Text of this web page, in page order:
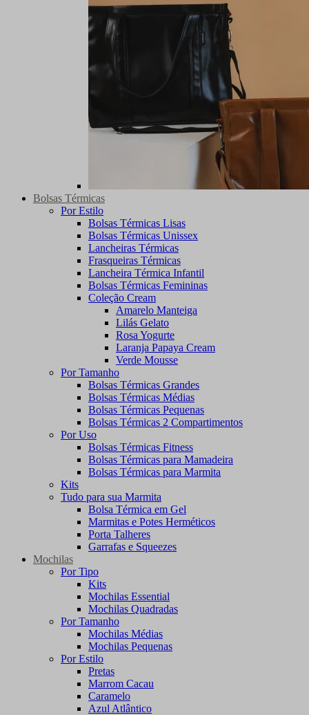
Bolsas Térmicas
Por Estilo
Bolsas Térmicas Lisas
Bolsas Térmicas Unissex
Lancheiras Térmicas
Frasqueiras Térmicas
Lancheira Térmica Infantil
Bolsas Térmicas Femininas
Coleção Cream
Amarelo Manteiga
Lilás Gelato
Rosa Yogurte
Laranja Papaya Cream
Verde Mousse
Por Tamanho
Bolsas Térmicas Grandes
Bolsas Térmicas Médias
Bolsas Térmicas Pequenas
Bolsas Térmicas 2 Compartimentos
Por Uso
Bolsas Térmicas Fitness
Bolsas Térmicas para Mamadeira
Bolsas Térmicas para Marmita
Kits
Tudo para sua Marmita
Bolsa Térmica em Gel
Marmitas e Potes Herméticos
Porta Talheres
Garrafas e Squeezes
Mochilas
Por Tipo
Kits
Mochilas Essential
Mochilas Quadradas
Por Tamanho
Mochilas Médias
Mochilas Pequenas
Por Estilo
Pretas
Marrom Cacau
Caramelo
Azul Atlântico